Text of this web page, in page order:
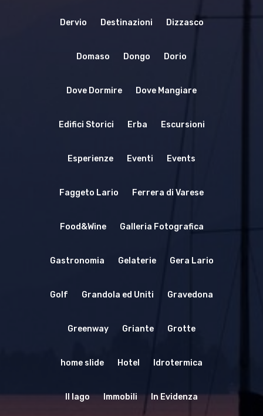
Dervio Destinazioni Dizzasco
Domaso Dongo Dorio
Dove Dormire Dove Mangiare
Edifici Storici Erba Escursioni
Esperienze Eventi Events
Faggeto Lario Ferrera di Varese
Food&Wine Galleria Fotografica
Gastronomia Gelaterie Gera Lario
Golf Grandola ed Uniti Gravedona
Greenway Griante Grotte
home slide Hotel Idrotermica
Il lago Immobili In Evidenza
Sport
Destinazioni
Dove
EN